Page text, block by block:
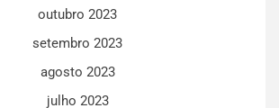
outubro 2023
setembro 2023
agosto 2023
julho 2023